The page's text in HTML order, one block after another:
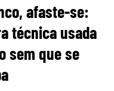
afaste-se:
técnica usada
sem que se